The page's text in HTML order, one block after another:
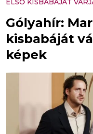
ELSŐ KISBABÁJÁT
Gólyahír:
kisbabáját
képek